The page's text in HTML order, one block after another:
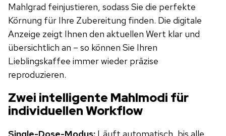
Mahlgrad feinjustieren, sodass Sie die perfekte
Körnung für Ihre Zubereitung finden. Die digitale
Anzeige zeigt Ihnen den aktuellen Wert klar und
übersichtlich an – so können Sie Ihren
Lieblingskaffee immer wieder präzise
reproduzieren.
Zwei intelligente Mahlmodi für
individuellen Workflow